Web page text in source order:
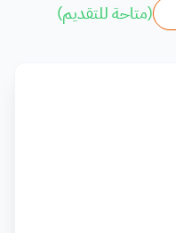
(متاحة للتقديم)